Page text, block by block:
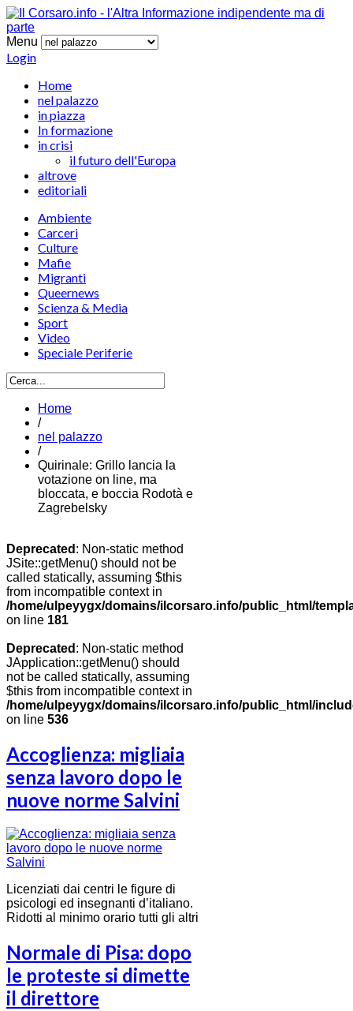
Menu
Login
Home
nel palazzo
in piazza
In formazione
in crisi
il futuro dell'Europa
altrove
editoriali
Ambiente
Carceri
Culture
Mafie
Migranti
Queernews
Scienza & Media
Sport
Video
Speciale Periferie
Home
/
nel palazzo
/
Quirinale: Grillo lancia la
votazione on line, ma
bloccata, e boccia Rodotà e
Zagrebelsky
Deprecated : Non-static method
JSite::getMenu() should not be
called statically, assuming $this
from incompatible context in
/home/ulpeyygx/domains/ilcorsaro.info/public_html/
on line 181
Deprecated : Non-static method
JApplication::getMenu() should
not be called statically, assuming
$this from incompatible context in
/home/ulpeyygx/domains/ilcorsaro.info/public_html/
on line 536
Accoglienza: migliaia
senza lavoro dopo le
nuove norme Salvini
Licenziati dai centri le figure di
psicologi ed insegnanti d’italiano.
Ridotti al minimo orario tutti gli altri
Normale di Pisa: dopo
le proteste si dimette
il direttore